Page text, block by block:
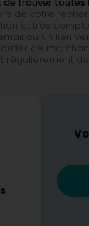
trouver toutes
de votre
et très
ou un lien
de
régulièrement